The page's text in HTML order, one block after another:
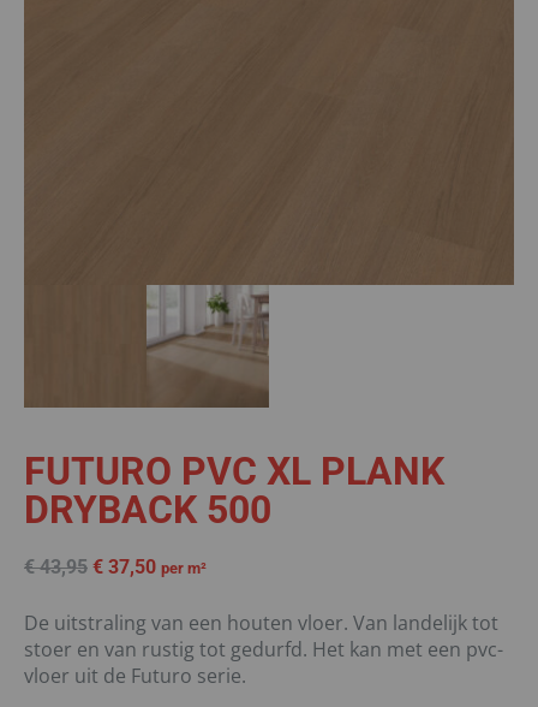
FUTURO PVC XL PLANK
DRYBACK 500
€43,95 € 37,50 per m²
De uitstraling van een houten vloer. Van landelijk tot
stoer en van rustig tot gedurfd. Het kan met een pvc-
vloer uit de Futuro serie.